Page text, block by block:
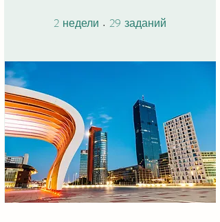
2 недели 2 недели
29 заданий